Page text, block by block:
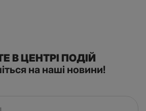
В ЦЕНТРІ ПОДІЙ
на наші новини!